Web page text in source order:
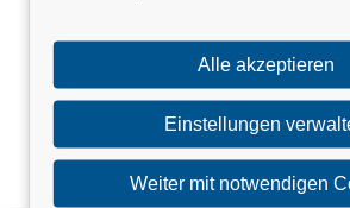
Alle akzeptieren
Einstellungen
Weiter mit notwendigen